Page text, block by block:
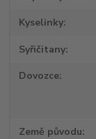
Kyselinky
Syřičitany
Dovozce
Země původu